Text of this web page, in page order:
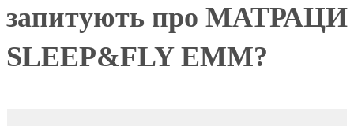
запитують про МАТРАЦИ
SLEEP&FLY EMM?